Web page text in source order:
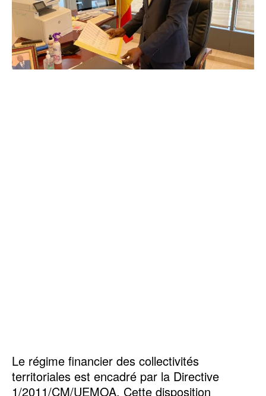
Le régime financier des collectivités
territoriales est encadré par la Directive
1/2011/CM/UEMOA. Cette disposition